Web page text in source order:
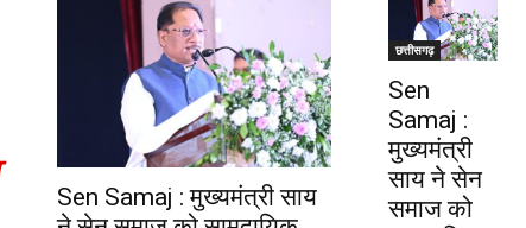
Sen Samaj : मुख्यमंत्री साय
छत्तीसगढ़
Sen
Samaj :
मुख्यमंत्री
साय ने सेन
समाज को